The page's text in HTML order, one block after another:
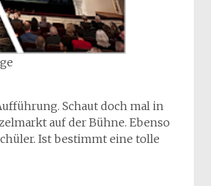
Schaut doch mal in
auf der Bühne. Ebenso
Ist bestimmt eine tolle